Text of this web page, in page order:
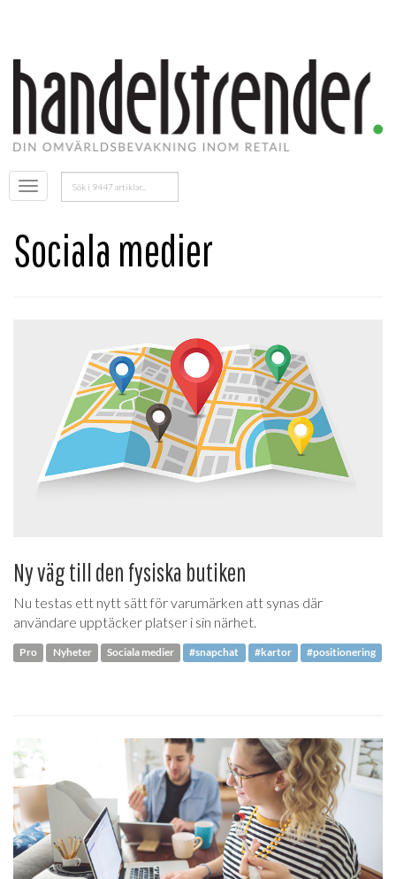
Öppna
menyn
Sök
efter:
Sociala medier
Ny väg till den fysiska butiken
Nu testas ett nytt sätt för varumärken att synas där
användare upptäcker platser i sin närhet.
Pro Nyheter Sociala medier #snapchat #kartor #positionering